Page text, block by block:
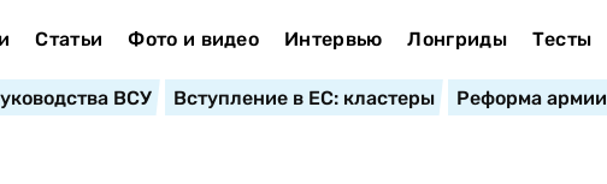
Статьи Фото и видео Интервью Лонгриды Тесты
ВСУ Вступление в ЕС: кластеры Реформа армии